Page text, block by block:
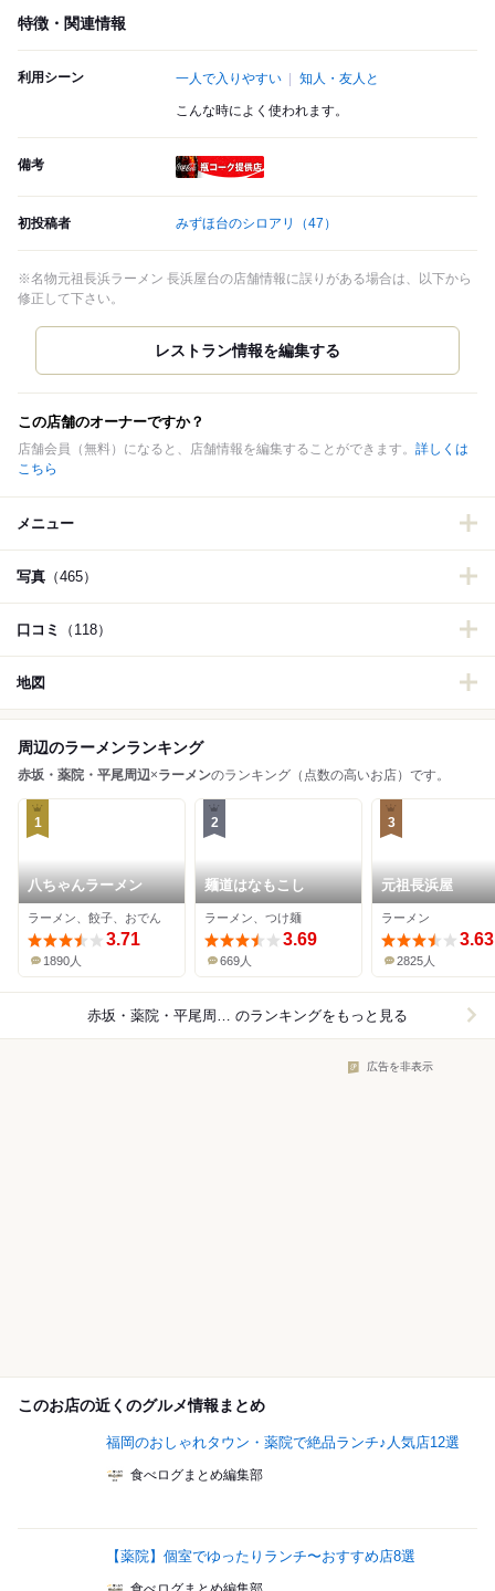
特徴・関連情報
利用シーン 一人で入りやすい 知人・友人と
こんな時によく使われます。
備考
初投稿者 みずほ台のシロアリ （47）
※名物元祖長浜ラーメン 長浜屋台の店舗情報に誤りがある場合は、以下から
修正して下さい。
この店舗のオーナーですか？
店舗会員（無料）になると、店舗情報を編集することができます。 詳しくは
こちら
メニュー
写真 （465）
口コミ （118）
地図
周辺のラーメンランキング
赤坂・薬院・平尾周辺×ラーメンのランキング（点数の高いお店）です。
1
八ちゃんラーメン
ラーメン、餃子、おでん
3.71
1890人
2
麺道はなもこし
ラーメン、つけ麺
3.69
669人
3
元祖長浜屋
ラーメン
3.63
2825人
のランキングをもっと見る
広告を非表示
このお店の近くのグルメ情報まとめ
福岡のおしゃれタウン・薬院で絶品ランチ♪人気店12選
食べログまとめ編集部
【薬院】個室でゆったりランチ〜おすすめ店8選